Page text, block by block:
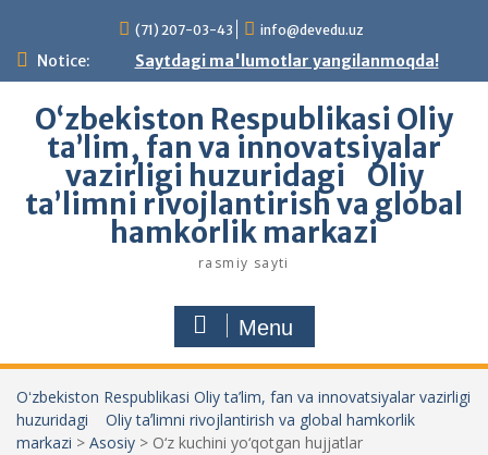
content
(71) 207-03-43 info@devedu.uz
Notice: Saytdagi ma'lumotlar yangilanmoqda!
Oʻzbekiston Respublikasi Oliy
ta’lim, fan va innovatsiyalar
vazirligi huzuridagi Oliy
taʼlimni rivojlantirish va global
hamkorlik markazi
rasmiy sayti
Menu
Oʻzbekiston Respublikasi Oliy ta’lim, fan va innovatsiyalar vazirligi
huzuridagi Oliy taʼlimni rivojlantirish va global hamkorlik
markazi > Asosiy > O‘z kuchini yo‘qotgan hujjatlar